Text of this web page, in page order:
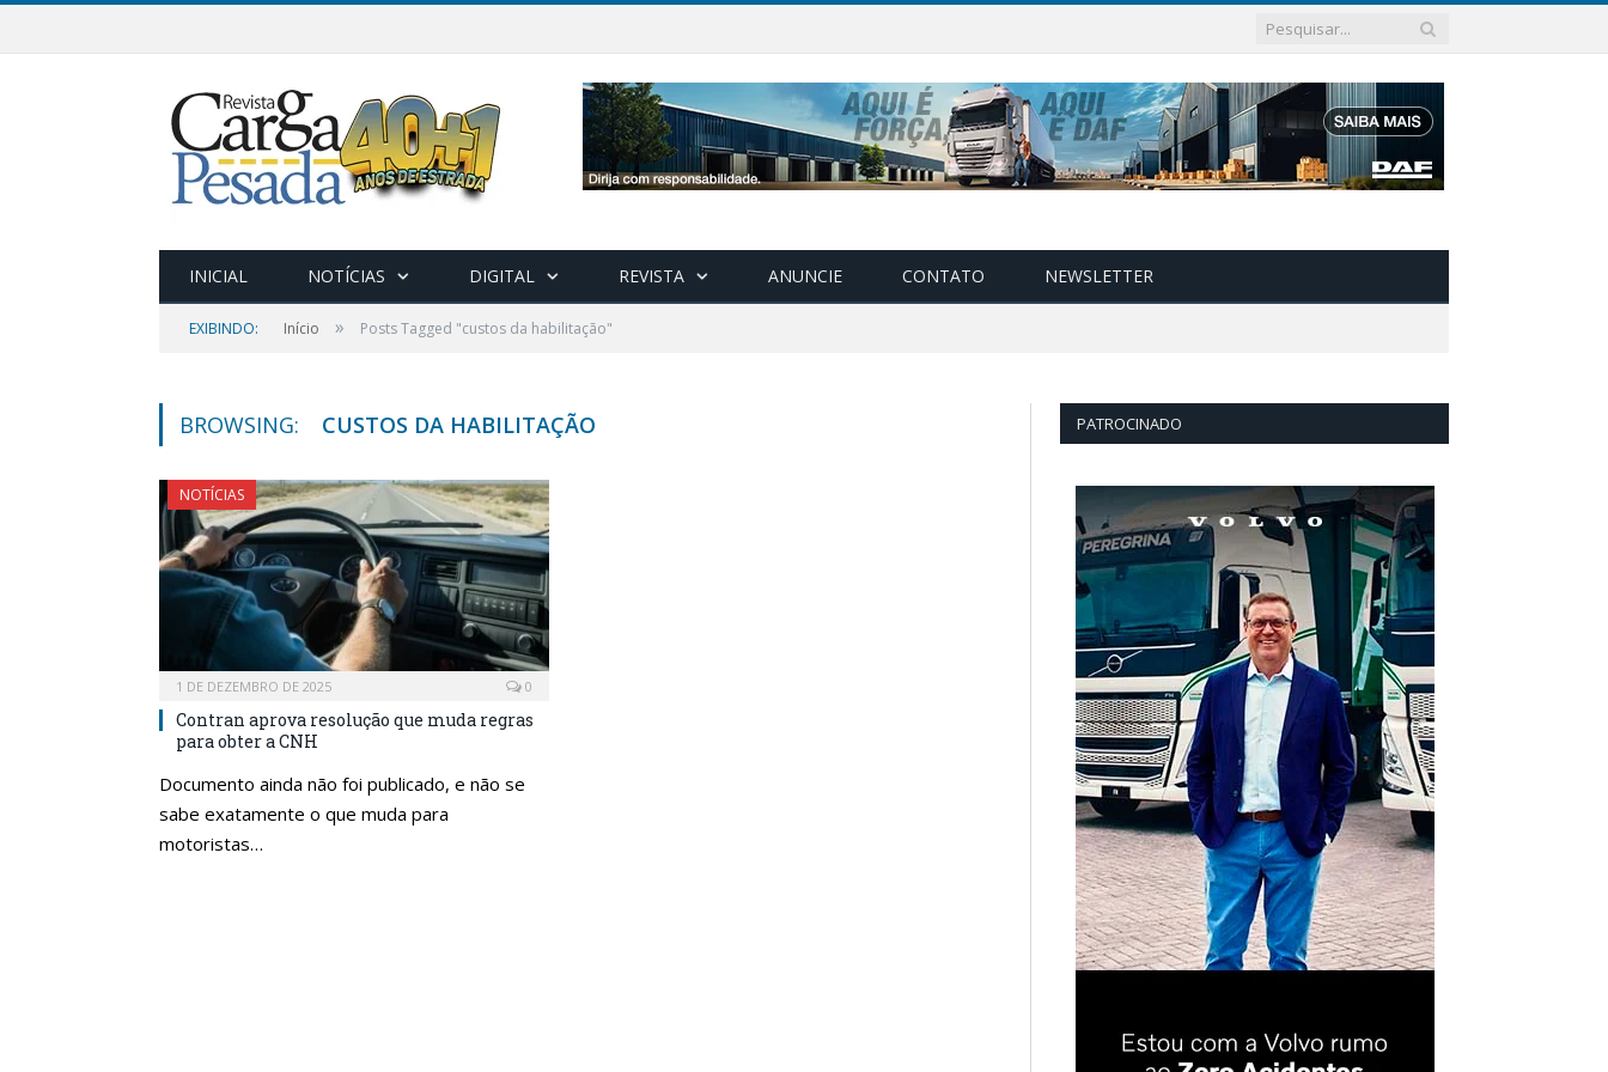
INICIAL NOTÍCIAS DIGITAL REVISTA ANUNCIE CONTATO NEWSLETTER
EXIBINDO: Início » Posts Tagged "custos da habilitação"
BROWSING: CUSTOS DA HABILITAÇÃO
NOTÍCIAS
1 DE DEZEMBRO DE 2025 0
Contran aprova resolução que muda regras
para obter a CNH
Documento ainda não foi publicado, e não se
sabe exatamente o que muda para
motoristas…
PATROCINADO